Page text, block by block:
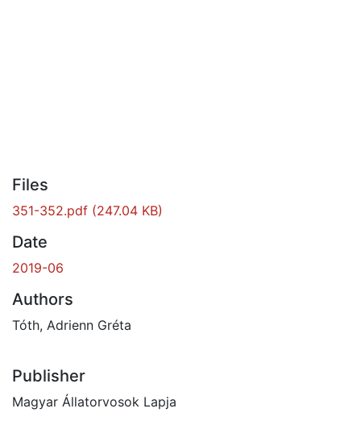
Files
351-352.pdf (247.04 KB)
Date
2019-06
Authors
Tóth, Adrienn Gréta
Publisher
Magyar Állatorvosok Lapja